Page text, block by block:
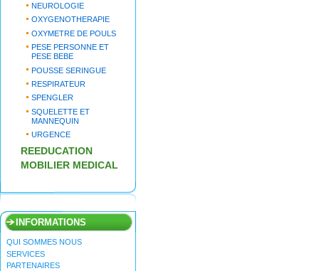
NEUROLOGIE
OXYGENOTHERAPIE
OXYMETRE DE POULS
PESE PERSONNE ET
PESE BEBE
POUSSE SERINGUE
RESPIRATEUR
SPENGLER
SQUELETTE ET
MANNEQUIN
URGENCE
REEDUCATION
MOBILIER MEDICAL
INFORMATIONS
QUI SOMMES NOUS
SERVICES
PARTENAIRES